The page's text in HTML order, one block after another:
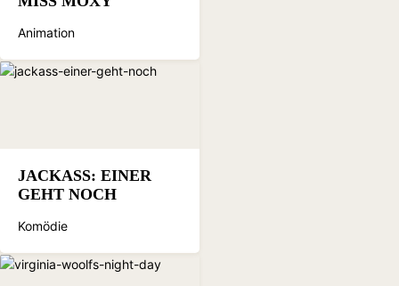
Animation
JACKASS: EINER
GEHT NOCH
Komödie